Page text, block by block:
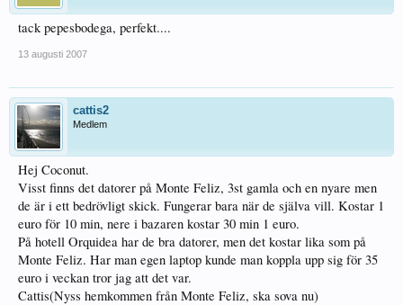
tack pepesbodega, perfekt....
13 augusti 2007
cattis2
Medlem
Hej Coconut.
Visst finns det datorer på Monte Feliz, 3st gamla och en nyare men
de är i ett bedrövligt skick. Fungerar bara när de själva vill. Kostar 1
euro för 10 min, nere i bazaren kostar 30 min 1 euro.
På hotell Orquidea har de bra datorer, men det kostar lika som på
Monte Feliz. Har man egen laptop kunde man koppla upp sig för 35
euro i veckan tror jag att det var.
Cattis(Nyss hemkommen från Monte Feliz, ska sova nu)